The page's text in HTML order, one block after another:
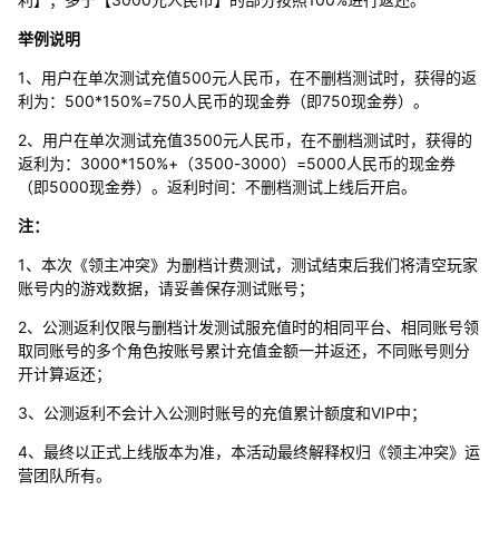
举例说明
1、用户在单次测试充值500元人民币，在不删档测试时，获得的返
利为：500*150%=750人民币的现金券（即750现金券）。
2、用户在单次测试充值3500元人民币，在不删档测试时，获得的
返利为：3000*150%+（3500-3000）=5000人民币的现金券
（即5000现金券）。返利时间：不删档测试上线后开启。
注：
1、本次《领主冲突》为删档计费测试，测试结束后我们将清空玩家
账号内的游戏数据，请妥善保存测试账号；
2、公测返利仅限与删档计发测试服充值时的相同平台、相同账号领
取同账号的多个角色按账号累计充值金额一并返还，不同账号则分
开计算返还；
3、公测返利不会计入公测时账号的充值累计额度和VIP中；
4、最终以正式上线版本为准，本活动最终解释权归《领主冲突》运
营团队所有。